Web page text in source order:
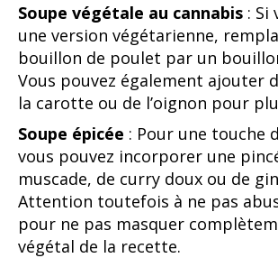
Soupe végétale au cannabis : Si
une version végétarienne,
bouillon de poulet par un
Vous pouvez également ajouter
la carotte ou de l’oignon pour
Soupe épicée : Pour une touche
vous pouvez incorporer une
muscade, de curry doux ou de
Attention toutefois à ne pas
pour ne pas masquer
végétal de la recette.